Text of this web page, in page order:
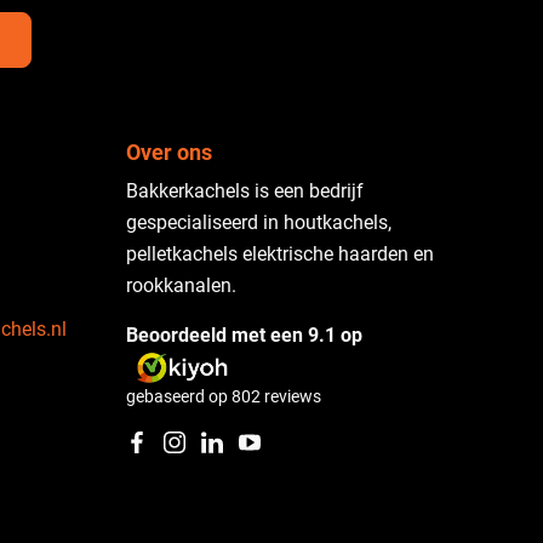
Over ons
Bakkerkachels is een bedrijf
gespecialiseerd in houtkachels,
pelletkachels elektrische haarden en
rookkanalen.
Beoordeeld met een 9.1 op
gebaseerd op802 reviews